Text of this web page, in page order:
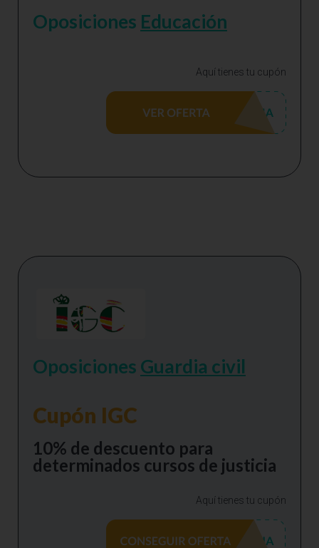
Oposiciones Educación
Aquí tienes tu cupón
Oposiciones Guardia civil
Cupón IGC
10% de descuento para
determinados cursos de justicia
Aquí tienes tu cupón